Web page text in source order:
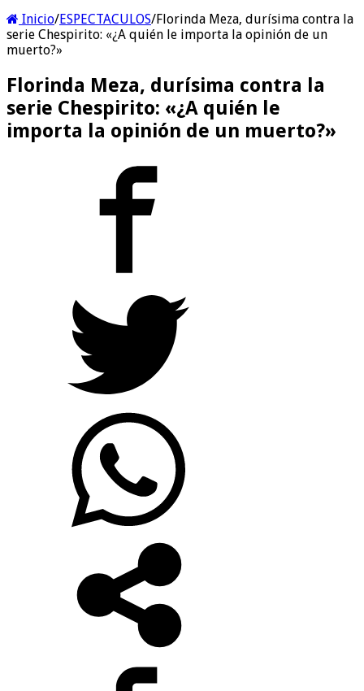
Inicio/ESPECTACULOS/Florinda Meza, durísima contra la
serie Chespirito: «¿A quién le importa la opinión de un
muerto?»
Florinda Meza, durísima contra la
serie Chespirito: «¿A quién le
importa la opinión de un muerto?»